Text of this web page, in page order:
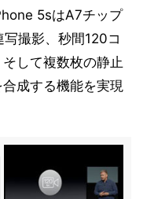
5sはA7チップ
撮影、秒間120コ
して複数枚の静止
成する機能を実現